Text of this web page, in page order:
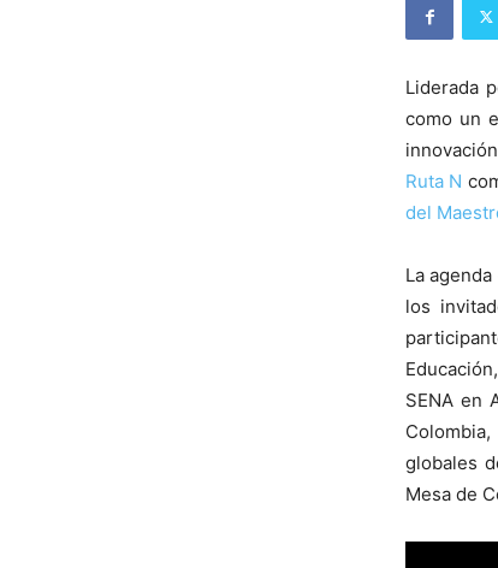
Liderada
como un
Ruta N
del
La
los
SENA en
globales
Mesa de